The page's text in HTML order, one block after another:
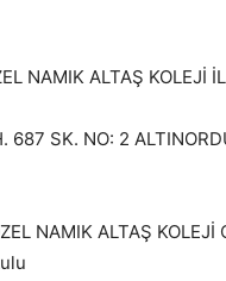
NAMIK ALTAŞ KOLEJİ
687 SK. NO: 2
NAMIK ALTAŞ KOLEJİ